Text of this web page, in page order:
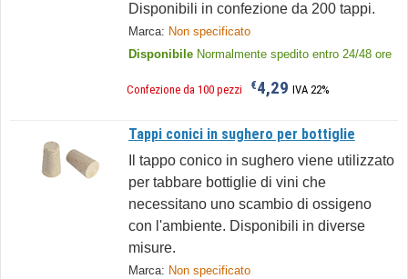
Disponibili in confezione da 200 tappi.
Marca: Non specificato
Disponibile Normalmente spedito entro 24/48 ore
Confezione da 100 pezzi €4,29 IVA 22%
Tappi conici in sughero per bottiglie
Il tappo conico in sughero viene utilizzato
per tabbare bottiglie di vini che
necessitano uno scambio di ossigeno
con l'ambiente. Disponibili in diverse
misure.
Marca: Non specificato